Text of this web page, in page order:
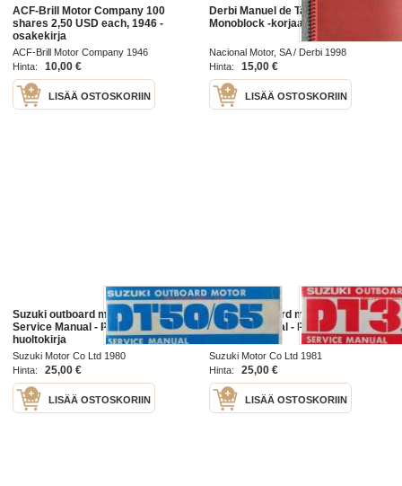
ACF-Brill Motor Company 100
shares 2,50 USD each, 1946 -
osakekirja
ACF-Brill Motor Company 1946
Hinta:
10,00 €
LISÄÄ OSTOSKORIIN
Derbi Manuel de Taller motor
Monoblock -korjaamokirja
Nacional Motor, SA / Derbi 1998
Hinta:
15,00 €
LISÄÄ OSTOSKORIIN
Suzuki outboard motor DT50/G5
Service Manual - Perämoottorin
huoltokirja
Suzuki Motor Co Ltd 1980
Hinta:
25,00 €
LISÄÄ OSTOSKORIIN
Suzuki outboard motor DT35
Service Manual - Perämoottorin
huoltokirja
Suzuki Motor Co Ltd 1981
Hinta:
25,00 €
LISÄÄ OSTOSKORIIN